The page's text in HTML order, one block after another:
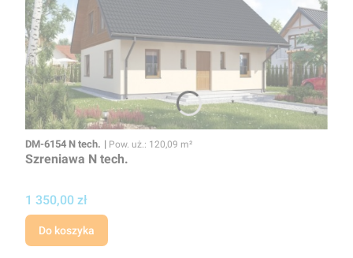
Kod
DM-6154 N tech. Powierzchnia użytkowa
Pow. uż.: 120,09 m²
Szreniawa N tech.
Cena projektu
1 350,00 zł
Do koszyka